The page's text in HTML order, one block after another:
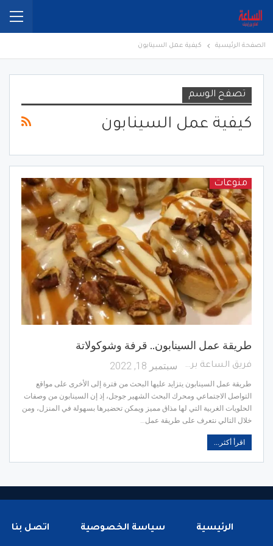
الصفحة الرئيسية كيفية عمل السينابون
تصفح الوسم
كيفية عمل السينابون
منوعات
طريقة عمل السينابون.. قرفة وشوكولاتة
فريق الساعة برس سبتمبر 18, 2022
طريقة عمل السينابون يتزايد عليها البحث من فترة إلى الأخرى على مواقع
التواصل الاجتماعي ومحرك البحث الشهير جوجل، إذ إن السينابون من وصفات
الحلويات الغربية التي لها مذاق مميز ويمكن تحضيرها بسهولة في المنزل، ومن
خلال التالي نتعرف على طريقة عمل…
اقرأ أكثر...
الرئيسية سياسة الخصوصية اتصل بنا